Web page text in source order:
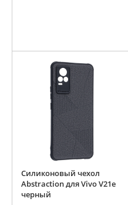
Силиконовый чехол
Abstraction для Vivo V21e
черный